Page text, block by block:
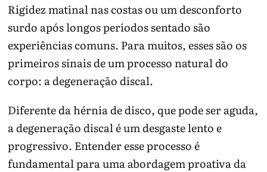
são apenas comuns para a idade.
Procure urgência se houver perda urinária/fecal,
anestesia em sela, febre, trauma, câncer
conhecido, perda de peso ou fraqueza progressiva.
Nota de segurança: degeneração discal não deve virar
Para continuar no tema:
Ortopedia |Tabagismo e
discos|Hérnia e ciático|Dor lombar
Rigidez matinal nas costas ou um desconforto
surdo após longos períodos sentado são
experiências comuns. Para muitos, esses são os
primeiros sinais de um processo natural do
corpo: a degeneração discal.
Diferente da hérnia de disco, que pode ser aguda,
a degeneração discal é um desgaste lento e
progressivo. Entender esse processo é
fundamental para uma abordagem proativa da